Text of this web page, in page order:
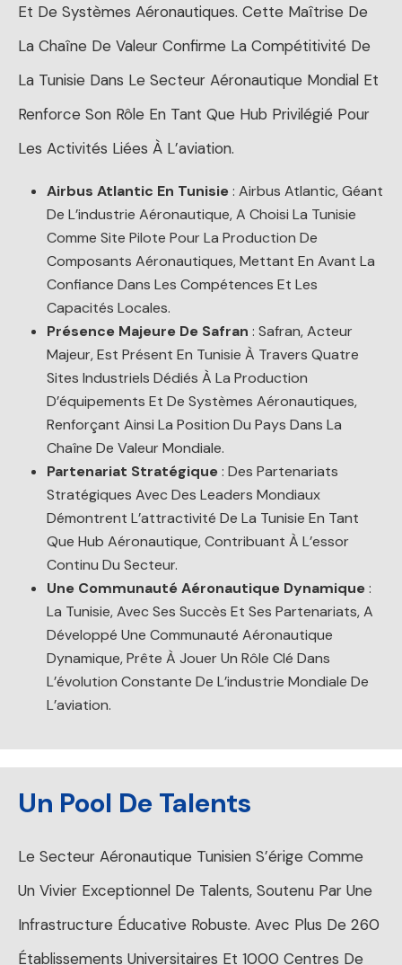
Et De Systèmes Aéronautiques. Cette Maîtrise De
La Chaîne De Valeur Confirme La Compétitivité De
La Tunisie Dans Le Secteur Aéronautique Mondial Et
Renforce Son Rôle En Tant Que Hub Privilégié Pour
Les Activités Liées À L’aviation.
Airbus Atlantic En Tunisie: Airbus Atlantic, Géant
De L’industrie Aéronautique, A Choisi La Tunisie
Comme Site Pilote Pour La Production De
Composants Aéronautiques, Mettant En Avant La
Confiance Dans Les Compétences Et Les
Capacités Locales.
Présence Majeure De Safran : Safran, Acteur
Majeur, Est Présent En Tunisie À Travers Quatre
Sites Industriels Dédiés À La Production
D’équipements Et De Systèmes Aéronautiques,
Renforçant Ainsi La Position Du Pays Dans La
Chaîne De Valeur Mondiale.
Partenariat Stratégique: Des Partenariats
Stratégiques Avec Des Leaders Mondiaux
Démontrent L’attractivité De La Tunisie En Tant
Que Hub Aéronautique, Contribuant À L’essor
Continu Du Secteur.
Une Communauté Aéronautique Dynamique:
La Tunisie, Avec Ses Succès Et Ses Partenariats, A
Développé Une Communauté Aéronautique
Dynamique, Prête À Jouer Un Rôle Clé Dans
L’évolution Constante De L’industrie Mondiale De
L’aviation.
Un Pool De Talents
Le Secteur Aéronautique Tunisien S’érige Comme
Un Vivier Exceptionnel De Talents, Soutenu Par Une
Infrastructure Éducative Robuste. Avec Plus De 260
Établissements Universitaires Et 1000 Centres De